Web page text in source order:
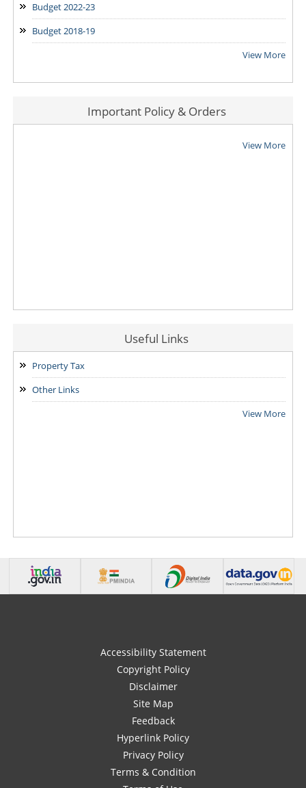
Budget 2022-23
Budget 2018-19
View More
Important Policy & Orders
View More
Useful Links
Property Tax
Other Links
View More
Accessibility Statement
Copyright Policy
Disclaimer
Site Map
Feedback
Hyperlink Policy
Privacy Policy
Terms & Condition